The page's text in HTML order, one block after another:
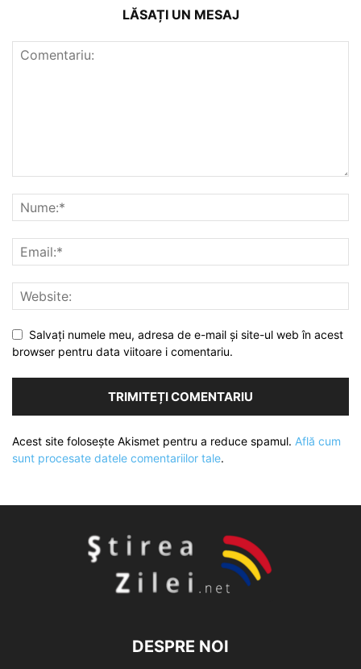
LĂSAȚI UN MESAJ
Salvați numele meu, adresa de e-mail și site-ul web în acest
browser pentru data viitoare i comentariu.
Acest site folosește Akismet pentru a reduce spamul. Află cum
sunt procesate datele comentariilor tale.
DESPRE NOI